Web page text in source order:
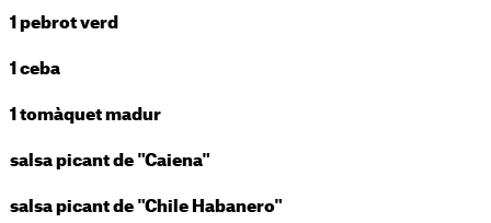
1 pebrot verd
1 ceba
1 tomàquet madur
salsa picant de "Caiena"
salsa picant de "Chile Habanero"